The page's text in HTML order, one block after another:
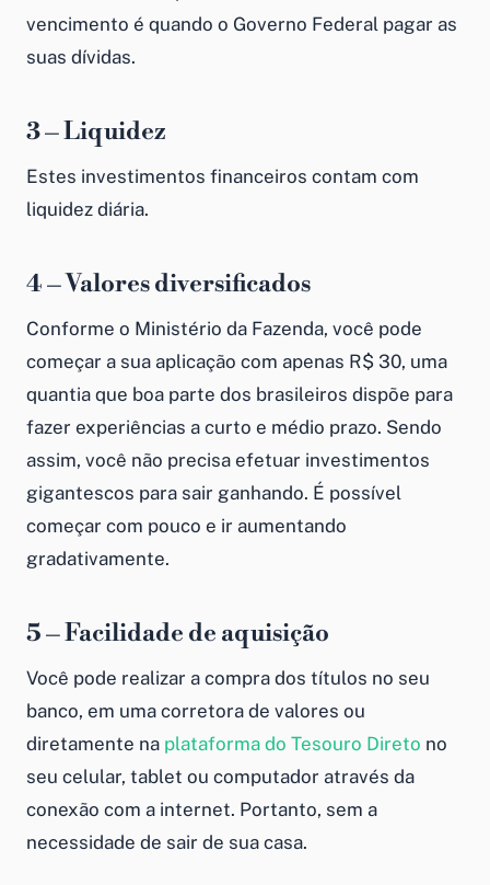
vencimento é quando o Governo Federal pagar as
suas dívidas.
3 – Liquidez
Estes investimentos financeiros contam com
liquidez diária.
4 – Valores diversificados
Conforme o Ministério da Fazenda, você pode
começar a sua aplicação com apenas R$ 30, uma
quantia que boa parte dos brasileiros dispõe para
fazer experiências a curto e médio prazo. Sendo
assim, você não precisa efetuar investimentos
gigantescos para sair ganhando. É possível
começar com pouco e ir aumentando
gradativamente.
5 – Facilidade de aquisição
Você pode realizar a compra dos títulos no seu
banco, em uma corretora de valores ou
diretamente na plataforma do Tesouro Direto no
seu celular, tablet ou computador através da
conexão com a internet. Portanto, sem a
necessidade de sair de sua casa.